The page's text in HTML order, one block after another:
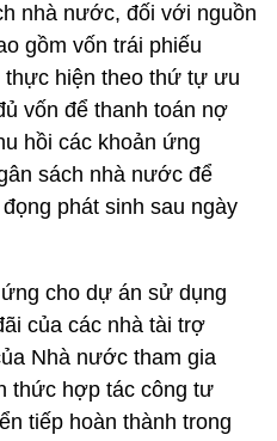
nhà nước, đối với nguồn
gồm vốn trái phiếu
hiện theo thứ tự ưu
vốn để thanh toán nợ
hồi các khoản ứng
sách nhà nước để
phát sinh sau ngày
cho dự án sử dụng
của các nhà tài trợ
Nhà nước tham gia
thức hợp tác công tư
tiếp hoàn thành trong